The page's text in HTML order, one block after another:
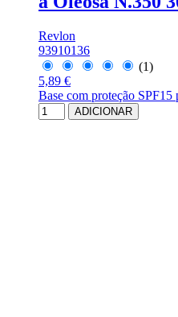
Revlon
93910136
(1)
5,89 €
Base com proteção SPF15
ADICIONAR